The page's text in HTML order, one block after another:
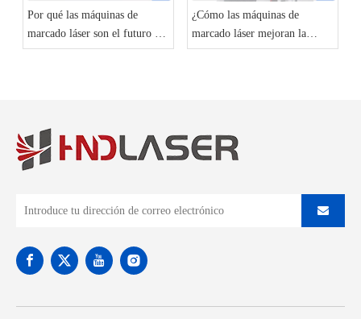
Por qué las máquinas de
marcado láser son el futuro de
la fabricación
¿Cómo las máquinas de
marcado láser mejoran la
identificación y trazabilidad de